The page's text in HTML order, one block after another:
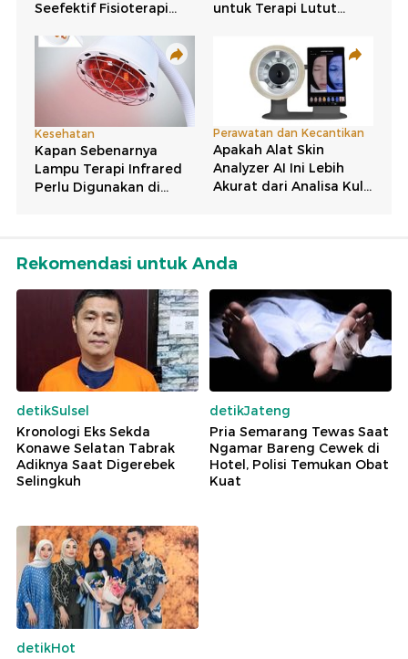
Rekomendasi untuk Anda
detikSulsel
Kronologi Eks Sekda
Konawe Selatan Tabrak
Adiknya Saat Digerebek
Selingkuh
detikJateng
Pria Semarang Tewas Saat
Ngamar Bareng Cewek di
Hotel, Polisi Temukan Obat
Kuat
detikHot